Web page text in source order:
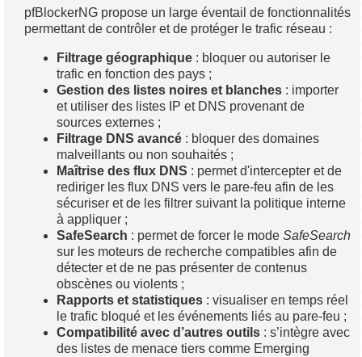
pfBlockerNG propose un large éventail de fonctionnalités
permettant de contrôler et de protéger le trafic réseau :
Filtrage géographique : bloquer ou autoriser le
trafic en fonction des pays ;
Gestion des listes noires et blanches : importer
et utiliser des listes IP et DNS provenant de
sources externes ;
Filtrage DNS avancé : bloquer des domaines
malveillants ou non souhaités ;
Maîtrise des flux DNS : permet d'intercepter et de
rediriger les flux DNS vers le pare-feu afin de les
sécuriser et de les filtrer suivant la politique interne
à appliquer ;
SafeSearch : permet de forcer le modeSafeSearch
sur les moteurs de recherche compatibles afin de
détecter et de ne pas présenter de contenus
obscènes ou violents ;
Rapports et statistiques : visualiser en temps réel
le trafic bloqué et les événements liés au pare-feu ;
Compatibilité avec d’autres outils : s’intègre avec
des listes de menace tiers comme Emerging